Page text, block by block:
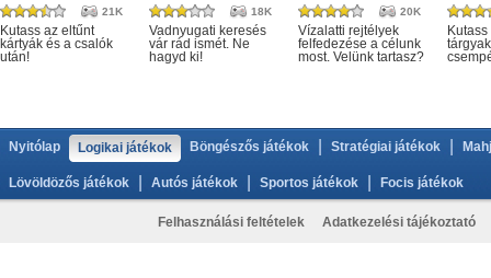
21K
Kutass az eltűnt
kártyák és a csalók
után!
18K
Vadnyugati keresés
vár rád ismét. Ne
hagyd ki!
20K
Vízalatti rejtélyek
felfedezése a célunk
most. Velünk tartasz?
Nyitólap Logikai játékok Böngészős játékok Stratégiai játékok
Lövöldözős játékok Autós játékok Sportos játékok Focis játékok
Felhasználási feltételek Adatkezelési tájékoztató